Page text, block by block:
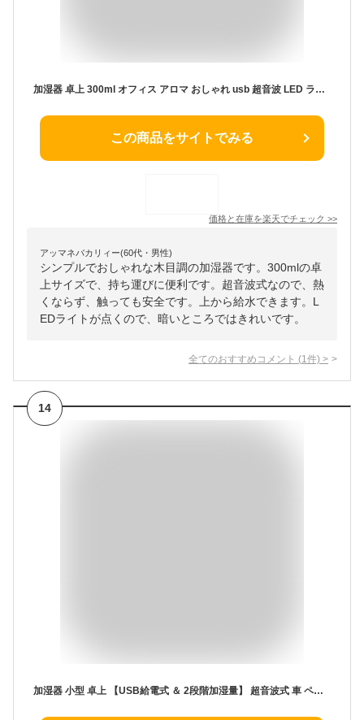
加湿器 卓上 300ml オフィス アロマ おしゃれ usb 超音波 LED ライト 次亜塩素酸水 車載 木目調 パステル シンプル 在宅 コンパクト ミニ 小さい 持ち運び 新生活 クリスマス プレゼント 実用的
この商品をサイトでみる
価格と在庫を楽天でチェック >>
アッマネバカリィー(60代・男性)
シンプルでおしゃれな木目調の加湿器です。300mlの卓
上サイズで、持ち運びに便利です。超音波式なので、熱
くならず、触っても安全です。上から給水できます。L
EDライトが点くので、暗いところではきれいです。
全てのおすすめコメント (1 件) >
14
加湿器 小型 卓上 【USB給電式 ＆ 2段階加湿量】 超音波式 車 ペットボトル アロマ対応 ミニ加湿器 大容量350ml 空焚き防止 車載 持ち運び USB コンパクト 小さい humidifier 静音 水漏れ防止 3種類LEDライト 次亜塩素酸水対応 バッテリーなし 寝室/オフィス 乾燥/花粉症対策 Geekin-Exdash (ホワイト)